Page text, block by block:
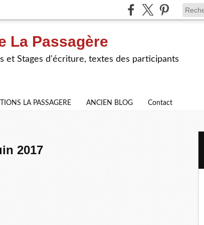
La Passagère
et Stages d'écriture, textes des participants
LA PASSAGERE ANCIEN BLOG Contact
2017